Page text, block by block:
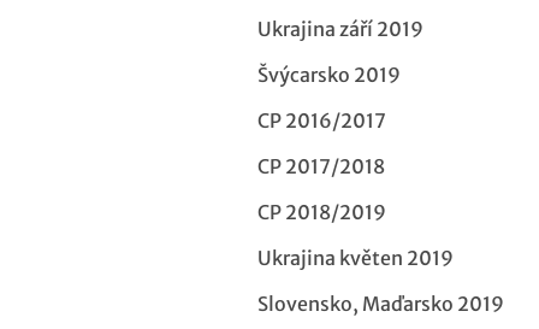
Ukrajina září 2019
Švýcarsko 2019
CP 2016/2017
CP 2017/2018
CP 2018/2019
Ukrajina květen 2019
Slovensko, Maďarsko 2019